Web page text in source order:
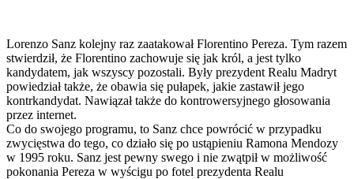
Lorenzo Sanz kolejny raz zaatakował Florentino Pereza. Tym razem
stwierdził, że Florentino zachowuje się jak król, a jest tylko
kandydatem, jak wszyscy pozostali. Były prezydent Realu Madryt
powiedział także, że obawia się pułapek, jakie zastawił jego
kontrkandydat. Nawiązał także do kontrowersyjnego głosowania
przez internet.
Co do swojego programu, to Sanz chce powrócić w przypadku
zwycięstwa do tego, co działo się po ustąpieniu Ramona Mendozy
w 1995 roku. Sanz jest pewny swego i nie zwątpił w możliwość
pokonania Pereza w wyścigu po fotel prezydenta Realu